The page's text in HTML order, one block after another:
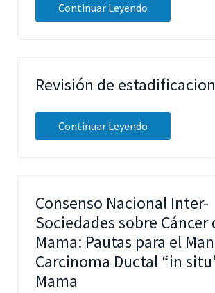
Continuar Leyendo
Revisión de
Continuar Leyendo
Consenso Nacional Inter-
Sociedades sobre Cáncer
Mama: Pautas para el
Carcinoma Ductal “in
Mama